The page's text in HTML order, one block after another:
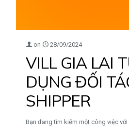
on 28/09/2024
VILL GIA LAI
DỤNG ĐỐI
SHIPPER
Bạn đang tìm kiếm một công việc với